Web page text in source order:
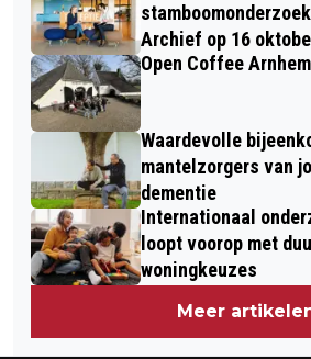
Archief op 16
Open Coffee
Waardevolle
mantelzorgers van
dementie
Internationaal
loopt voorop met
woningkeuzes
Meer